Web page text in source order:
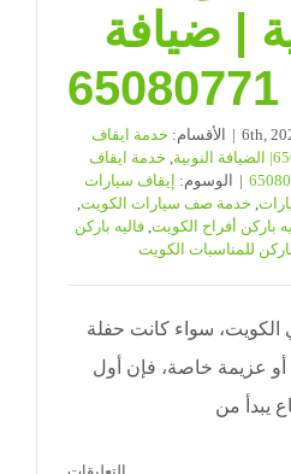
| ضيافة
| الأقسام: خدمة ايقاف
خدمة ايقاف
| الوسوم: إيقاف سيارات
خدمة صف سيارات الكويت
باركن أفراح الكويت فاليه باركن
للمناسبات الكويت
الكويت، سواء كانت حفلة
أو عزيمة خاصة، فإن أول
يبدأ من